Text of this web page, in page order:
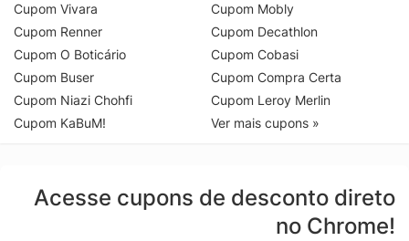
Cupom Vivara
Cupom Renner
Cupom O Boticário
Cupom Buser
Cupom Niazi Chohfi
Cupom KaBuM!
Cupom Mobly
Cupom Decathlon
Cupom Cobasi
Cupom Compra Certa
Cupom Leroy Merlin
Ver mais cupons »
Acesse cupons de desconto direto
no Chrome!